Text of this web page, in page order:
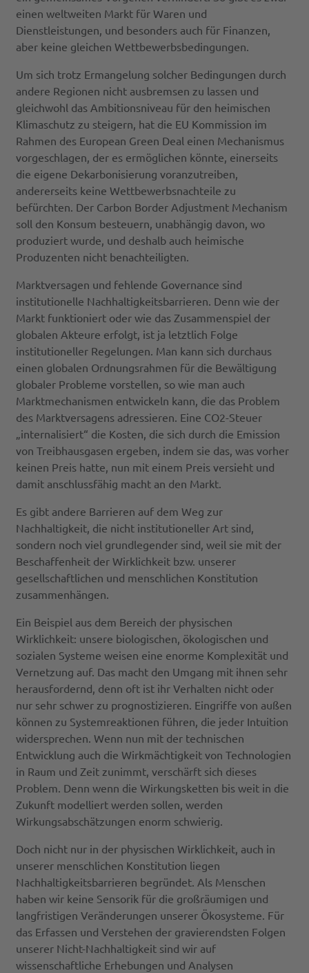
einen weltweiten Markt für Waren und
Dienstleistungen, und besonders auch für Finanzen,
aber keine gleichen Wettbewerbsbedingungen.
Um sich trotz Ermangelung solcher Bedingungen durch
andere Regionen nicht ausbremsen zu lassen und
gleichwohl das Ambitionsniveau für den heimischen
Klimaschutz zu steigern, hat die EU Kommission im
Rahmen des European Green Deal einen Mechanismus
vorgeschlagen, der es ermöglichen könnte, einerseits
die eigene Dekarbonisierung voranzutreiben,
andererseits keine Wettbewerbsnachteile zu
befürchten. Der Carbon Border Adjustment Mechanism
soll den Konsum besteuern, unabhängig davon, wo
produziert wurde, und deshalb auch heimische
Produzenten nicht benachteiligten.
Marktversagen und fehlende Governance sind
institutionelle Nachhaltigkeitsbarrieren. Denn wie der
Markt funktioniert oder wie das Zusammenspiel der
globalen Akteure erfolgt, ist ja letztlich Folge
institutioneller Regelungen. Man kann sich durchaus
einen globalen Ordnungsrahmen für die Bewältigung
globaler Probleme vorstellen, so wie man auch
Marktmechanismen entwickeln kann, die das Problem
des Marktversagens adressieren. Eine CO2-Steuer
„internalisiert“ die Kosten, die sich durch die Emission
von Treibhausgasen ergeben, indem sie das, was vorher
keinen Preis hatte, nun mit einem Preis versieht und
damit anschlussfähig macht an den Markt.
Es gibt andere Barrieren auf dem Weg zur
Nachhaltigkeit, die nicht institutioneller Art sind,
sondern noch viel grundlegender sind, weil sie mit der
Beschaffenheit der Wirklichkeit bzw. unserer
gesellschaftlichen und menschlichen Konstitution
zusammenhängen.
Ein Beispiel aus dem Bereich der physischen
Wirklichkeit: unsere biologischen, ökologischen und
sozialen Systeme weisen eine enorme Komplexität und
Vernetzung auf. Das macht den Umgang mit ihnen sehr
herausfordernd, denn oft ist ihr Verhalten nicht oder
nur sehr schwer zu prognostizieren. Eingriffe von außen
können zu Systemreaktionen führen, die jeder Intuition
widersprechen. Wenn nun mit der technischen
Entwicklung auch die Wirkmächtigkeit von Technologien
in Raum und Zeit zunimmt, verschärft sich dieses
Problem. Denn wenn die Wirkungsketten bis weit in die
Zukunft modelliert werden sollen, werden
Wirkungsabschätzungen enorm schwierig.
Doch nicht nur in der physischen Wirklichkeit, auch in
unserer menschlichen Konstitution liegen
Nachhaltigkeitsbarrieren begründet. Als Menschen
haben wir keine Sensorik für die großräumigen und
langfristigen Veränderungen unserer Ökosysteme. Für
das Erfassen und Verstehen der gravierendsten Folgen
unserer Nicht-Nachhaltigkeit sind wir auf
wissenschaftliche Erhebungen und Analysen